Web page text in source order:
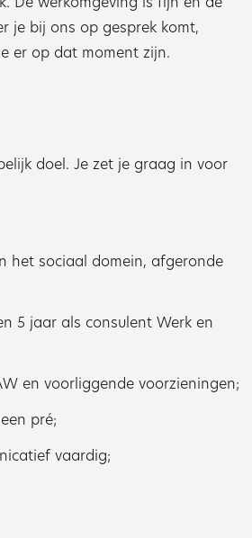
je bij ons op gesprek komt,
er op dat moment zijn.
doel. Je zet je graag in voor
het sociaal domein, afgeronde
5 jaar als consulent Werk en
en voorliggende voorzieningen;
pré;
vaardig;